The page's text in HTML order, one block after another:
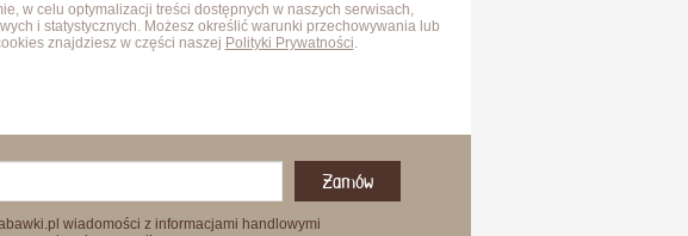
w celu optymalizacji treści dostępnych w naszych serwisach,
i statystycznych. Możesz określić warunki przechowywania lub
znajdziesz w części naszej Polityki Prywatności.
Zamów
wiadomości z informacjami handlowymi